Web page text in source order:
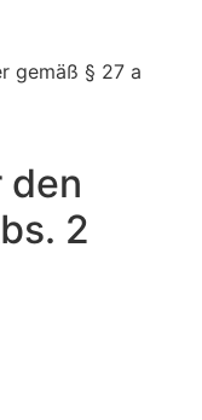
gemäß § 27 a
den
2